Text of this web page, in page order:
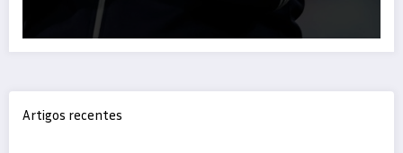
Artigos recentes